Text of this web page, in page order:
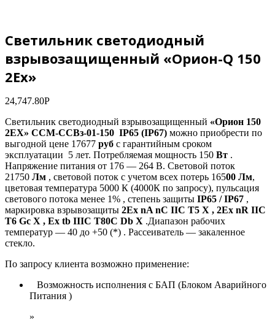
Светильник светодиодный
взрывозащищенный «Орион-Q 150
2Ех»
24,747.80Р
Светильник светодиодный взрывозащищенный «Орион 150
2ЕХ» ССМ-ССВз-01-150 IP65 (IP67) можно приобрести по
выгодной цене 17677 руб с гарантийным сроком
эксплуатации 5 лет. Потребляемая мощность 150 Вт .
Напряжение питания от 176 — 264 В. Световой поток
21750 Лм , световой поток с учетом всех потерь 16500 Лм,
цветовая температура 5000 К (4000К по запросу), пульсация
светового потока менее 1% , степень защиты IP65 / IP67 ,
маркировка взрывозащиты 2Ех nA nC IIC T5 X , 2Ех nR IIC
T6 Gc X , Ех tb IIIC T80C Db X .Диапазон рабочих
температур — 40 до +50 (*) . Рассеиватель — закаленное
стекло.
По запросу клиента возможно применение:
Возможность исполнения с БАП (Блоком Аварийного
Питания )
»